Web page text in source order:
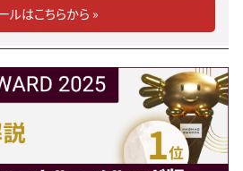
ルはこちらから »